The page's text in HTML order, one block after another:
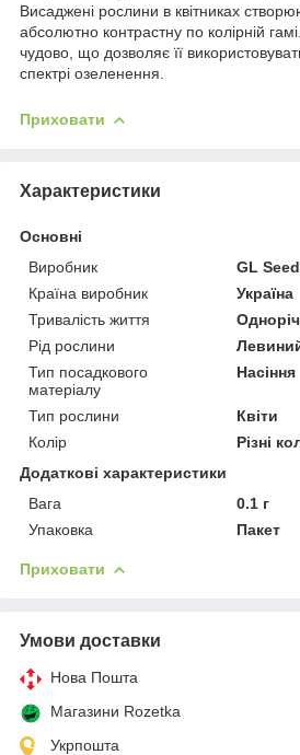
Висаджені рослини в квітниках
абсолютно контрастну по колірній
чудово, що дозволяє її
спектрі озеленення.
Приховати
Характеристики
Основні
Виробник
GL
Країна виробник
Україна
Тривалість життя
Рід рослини
Тип посадкового
матеріалу
Насіння
Тип рослини
Квіти
Колір
Різні
Додаткові характеристики
Вага
0.1 г
Упаковка
Пакет
Приховати
Умови доставки
Нова Пошта
Магазини Rozetka
Укрпошта